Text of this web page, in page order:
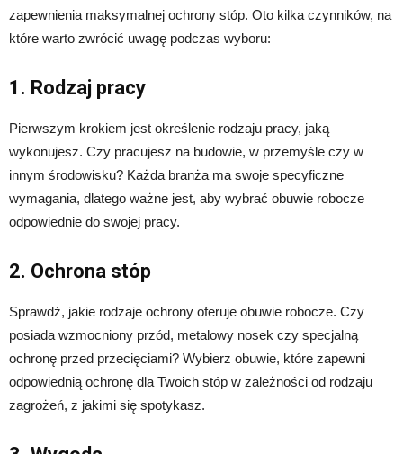
zapewnienia maksymalnej ochrony stóp. Oto kilka czynników, na
które warto zwrócić uwagę podczas wyboru:
1. Rodzaj pracy
Pierwszym krokiem jest określenie rodzaju pracy, jaką
wykonujesz. Czy pracujesz na budowie, w przemyśle czy w
innym środowisku? Każda branża ma swoje specyficzne
wymagania, dlatego ważne jest, aby wybrać obuwie robocze
odpowiednie do swojej pracy.
2. Ochrona stóp
Sprawdź, jakie rodzaje ochrony oferuje obuwie robocze. Czy
posiada wzmocniony przód, metalowy nosek czy specjalną
ochronę przed przecięciami? Wybierz obuwie, które zapewni
odpowiednią ochronę dla Twoich stóp w zależności od rodzaju
zagrożeń, z jakimi się spotykasz.